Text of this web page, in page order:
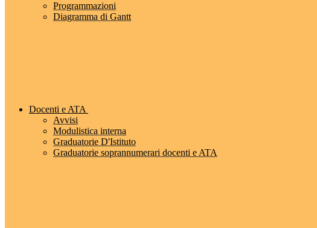
Programmazioni
Diagramma di Gantt
Docenti e ATA
Avvisi
Modulistica interna
Graduatorie D'Istituto
Graduatorie soprannumerari docenti e ATA